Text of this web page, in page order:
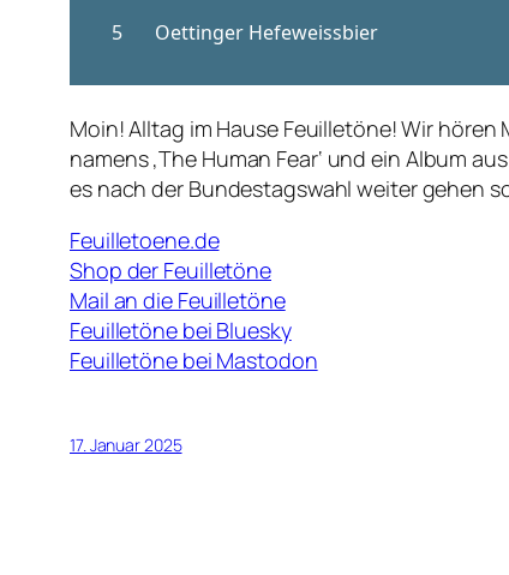
Moin! Alltag im Hause Feuilletöne! Wir
namens ‚The Human Fear‘ und ein Album
es nach der Bundestagswahl weiter gehen
Feuilletoene.de
Shop der Feuilletöne
Mail an die Feuilletöne
Feuilletöne bei Bluesky
Feuilletöne bei Mastodon
17. Januar 2025